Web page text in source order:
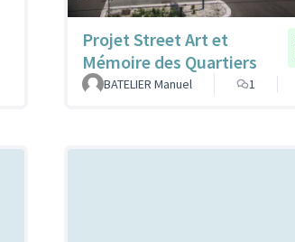
Projet Street Art et
Mémoire des Quartiers
BATELIER Manuel
1